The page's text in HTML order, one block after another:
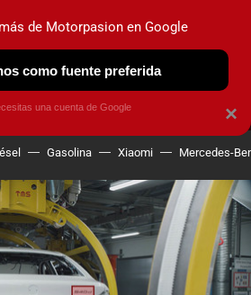
NUEVO
ELÉCTRICOS OBSERVATORIO
Gasolina Xiaomi Mercedes-
×
de Motorpasion en Google
como fuente preferida
una cuenta de Google